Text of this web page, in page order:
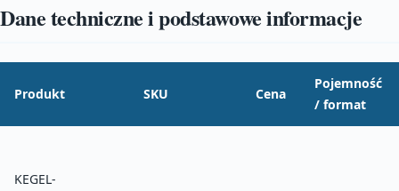
Dane techniczne i podstawowe informacje
Produkt SKU Cena
Pojemność
/ format
KEGEL-